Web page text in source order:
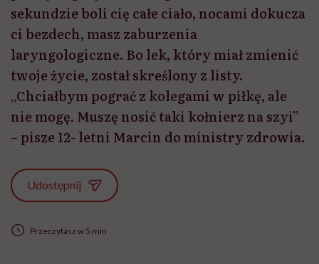
sekundzie boli cię całe ciało, nocami dokucza
ci bezdech, masz zaburzenia
laryngologiczne. Bo lek, który miał zmienić
twoje życie, został skreślony z listy.
„Chciałbym pograć z kolegami w piłkę, ale
nie mogę. Muszę nosić taki kołnierz na szyi”
– pisze 12- letni Marcin do ministry zdrowia.
Udostępnij
Przeczytasz w 5 min